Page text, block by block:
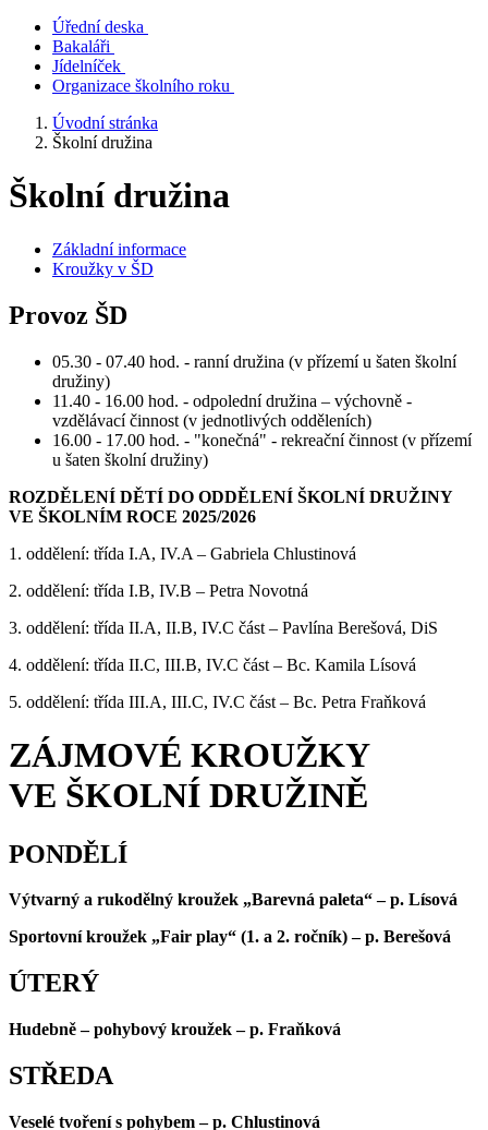
Úřední deska
Bakaláři
Jídelníček
Organizace školního roku
Úvodní stránka
Školní družina
Školní družina
Základní informace
Kroužky v ŠD
Provoz ŠD
05.30 - 07.40 hod. - ranní družina (v přízemí u šaten školní
družiny)
11.40 - 16.00 hod. - odpolední družina – výchovně -
vzdělávací činnost (v jednotlivých odděleních)
16.00 - 17.00 hod. - "konečná" - rekreační činnost (v přízemí
u šaten školní družiny)
ROZDĚLENÍ DĚTÍ DO ODDĚLENÍ ŠKOLNÍ DRUŽINY
VE ŠKOLNÍM ROCE 2025/2026
1. oddělení: třída I.A, IV.A – Gabriela Chlustinová
2. oddělení: třída I.B, IV.B – Petra Novotná
3. oddělení: třída II.A, II.B, IV.C část – Pavlína Berešová, DiS
4. oddělení: třída II.C, III.B, IV.C část – Bc. Kamila Lísová
5. oddělení: třída III.A, III.C, IV.C část – Bc. Petra Fraňková
ZÁJMOVÉ KROUŽKY
VE ŠKOLNÍ DRUŽINĚ
PONDĚLÍ
Výtvarný a rukodělný kroužek „Barevná paleta“ – p. Lísová
Sportovní kroužek „Fair play“ (1. a 2. ročník) – p. Berešová
ÚTERÝ
Hudebně – pohybový kroužek – p. Fraňková
STŘEDA
Veselé tvoření s pohybem – p. Chlustinová